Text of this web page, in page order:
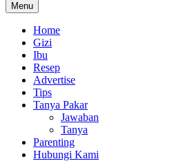
Menu
Home
Gizi
Ibu
Resep
Advertise
Tips
Tanya Pakar
Jawaban
Tanya
Parenting
Hubungi Kami